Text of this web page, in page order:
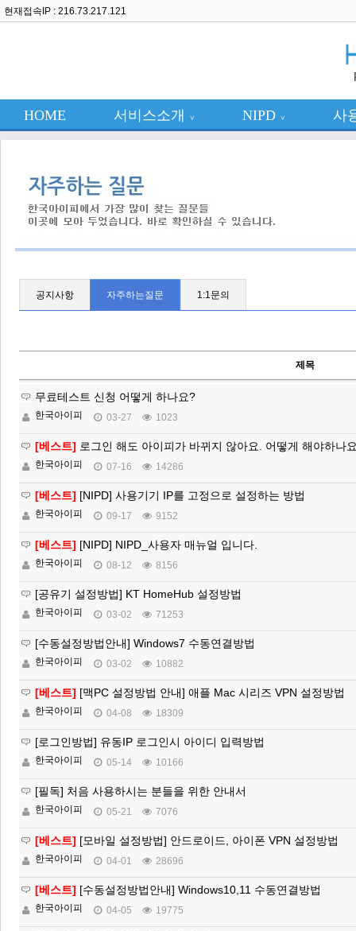
현재접속IP : 216.73.217.121
HOME 서비스소개 ∨ NIPD ∨ 사
공지사항 자주하는질문 1:1문의
제목
무료테스트 신청 어떻게 하나요?
한국아이피 03-27 1023
[베스트] 로그인 해도 아이피가 바뀌지 않아요. 어떻게 해야하나
한국아이피 07-16 14286
[베스트] [NIPD] 사용기기 IP를 고정으로 설정하는 방법
한국아이피 09-17 9152
[베스트] [NIPD] NIPD_사용자 매뉴얼 입니다.
한국아이피 08-12 8156
[공유기 설정방법] KT HomeHub 설정방법
한국아이피 03-02 71253
[수동설정방법안내] Windows7 수동연결방법
한국아이피 03-02 10882
[베스트] [맥PC 설정방법 안내] 애플 Mac 시리즈 VPN 설정방법
한국아이피 04-08 18309
[로그인방법] 유동IP 로그인시 아이디 입력방법
한국아이피 05-14 10166
[필독] 처음 사용하시는 분들을 위한 안내서
한국아이피 05-21 7076
[베스트] [모바일 설정방법] 안드로이드, 아이폰 VPN 설정방법
한국아이피 04-01 28696
[베스트] [수동설정방법안내] Windows10,11 수동연결방법
한국아이피 04-05 19775